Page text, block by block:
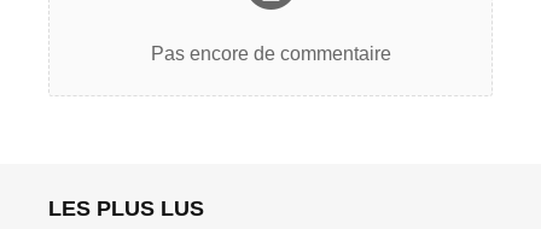
Pas encore de commentaire
LES PLUS LUS